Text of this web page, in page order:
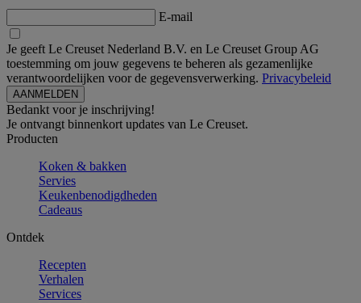
E-mail
Je geeft Le Creuset Nederland B.V. en Le Creuset Group AG
toestemming om jouw gegevens te beheren als gezamenlijke
verantwoordelijken voor de gegevensverwerking. Privacybeleid
Bedankt voor je inschrijving!
Je ontvangt binnenkort updates van Le Creuset.
Producten
Koken & bakken
Servies
Keukenbenodigdheden
Cadeaus
Ontdek
Recepten
Verhalen
Services